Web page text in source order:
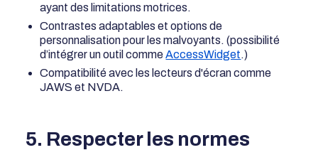
ayant des limitations motrices.
Contrastes adaptables et options de
personnalisation pour les malvoyants. (possibilité
d’intégrer un outil commeAccessWidget.)
Compatibilité avec les lecteurs d'écran comme
JAWS et NVDA.
5. Respecter les normes